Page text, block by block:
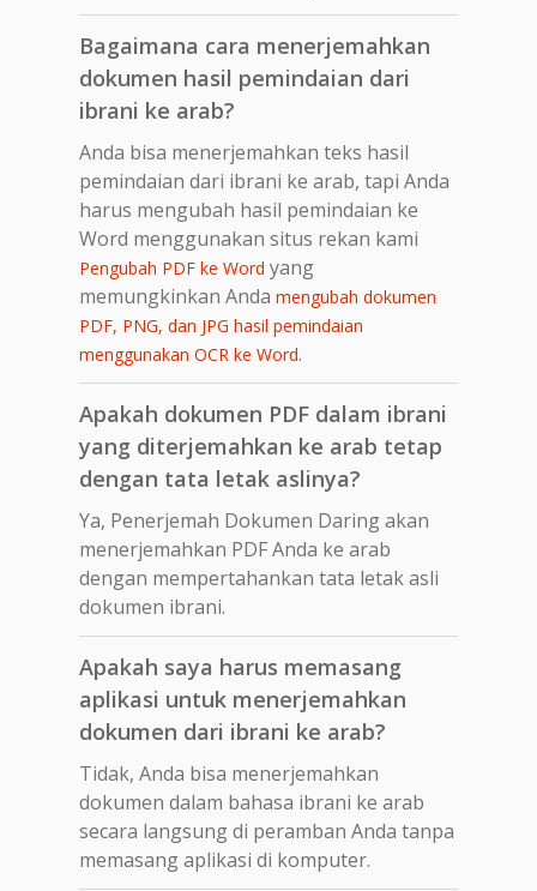
Bagaimana cara menerjemahkan
dokumen hasil pemindaian dari
ibrani ke arab?
Anda bisa menerjemahkan teks hasil
pemindaian dari ibrani ke arab, tapi Anda
harus mengubah hasil pemindaian ke
Word menggunakan situs rekan kami
Pengubah PDF ke Word yang
memungkinkan Anda mengubah dokumen
PDF, PNG, dan JPG hasil pemindaian
menggunakan OCR ke Word.
Apakah dokumen PDF dalam ibrani
yang diterjemahkan ke arab tetap
dengan tata letak aslinya?
Ya, Penerjemah Dokumen Daring akan
menerjemahkan PDF Anda ke arab
dengan mempertahankan tata letak asli
dokumen ibrani.
Apakah saya harus memasang
aplikasi untuk menerjemahkan
dokumen dari ibrani ke arab?
Tidak, Anda bisa menerjemahkan
dokumen dalam bahasa ibrani ke arab
secara langsung di peramban Anda tanpa
memasang aplikasi di komputer.